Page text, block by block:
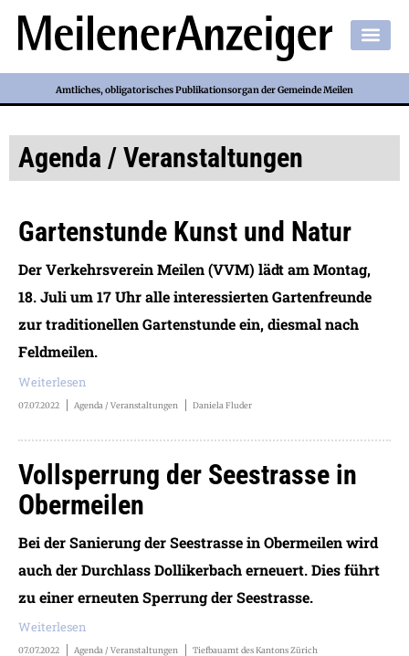
Amtliches, obligatorisches Publikationsorgan der Gemeinde Meilen
Agenda / Veranstaltungen
Gartenstunde Kunst und Natur
Der Verkehrsverein Meilen (VVM) lädt am Montag,
18. Juli um 17 Uhr alle interessierten Gartenfreunde
zur traditionellen Gartenstunde ein, diesmal nach
Feldmeilen.
Weiterlesen
07.07.2022 Agenda / Veranstaltungen Daniela Fluder
Vollsperrung der Seestrasse in
Obermeilen
Bei der Sanierung der Seestrasse in Obermeilen wird
auch der Durchlass Dollikerbach erneuert. Dies führt
zu einer erneuten Sperrung der Seestrasse.
Weiterlesen
07.07.2022 Agenda / Veranstaltungen Tiefbauamt des Kantons Zürich